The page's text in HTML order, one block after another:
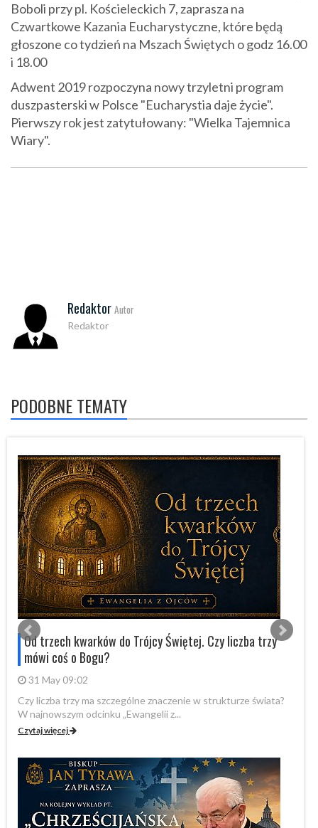
Boboli przy pl. Kościeleckich 7, zaprasza na
Czwartkowe Kazania Eucharystyczne, które będą
głoszone co tydzień na Mszach Świętych o godz 16.00
i 18.00
Adwent 2019 rozpoczyna nowy trzyletni program
duszpasterski w Polsce "Eucharystia daje życie".
Pierwszy rok jest zatytułowany: "Wielka Tajemnica
Wiary".
Redaktor Autor
Redaktor
PODOBNE TEMATY
Od trzech kwarków do Trójcy Świętej. Czy liczba trzy
mówi coś o Bogu?
31 May 09:02
Czy liczba trzy ma szczególne znaczenie w strukturze świata?
W najnowszym odcinku „Ewangelii z...
Czytaj więcej